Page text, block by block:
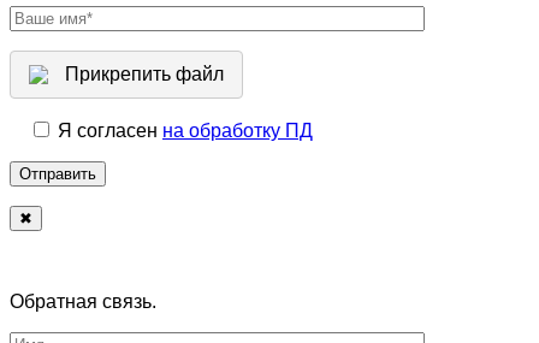
Прикрепить файл
Я согласен на обработку ПД
✖
Обратная связь.